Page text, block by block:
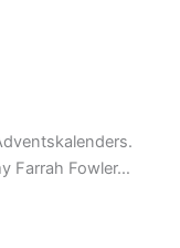
Farrah Fowler…